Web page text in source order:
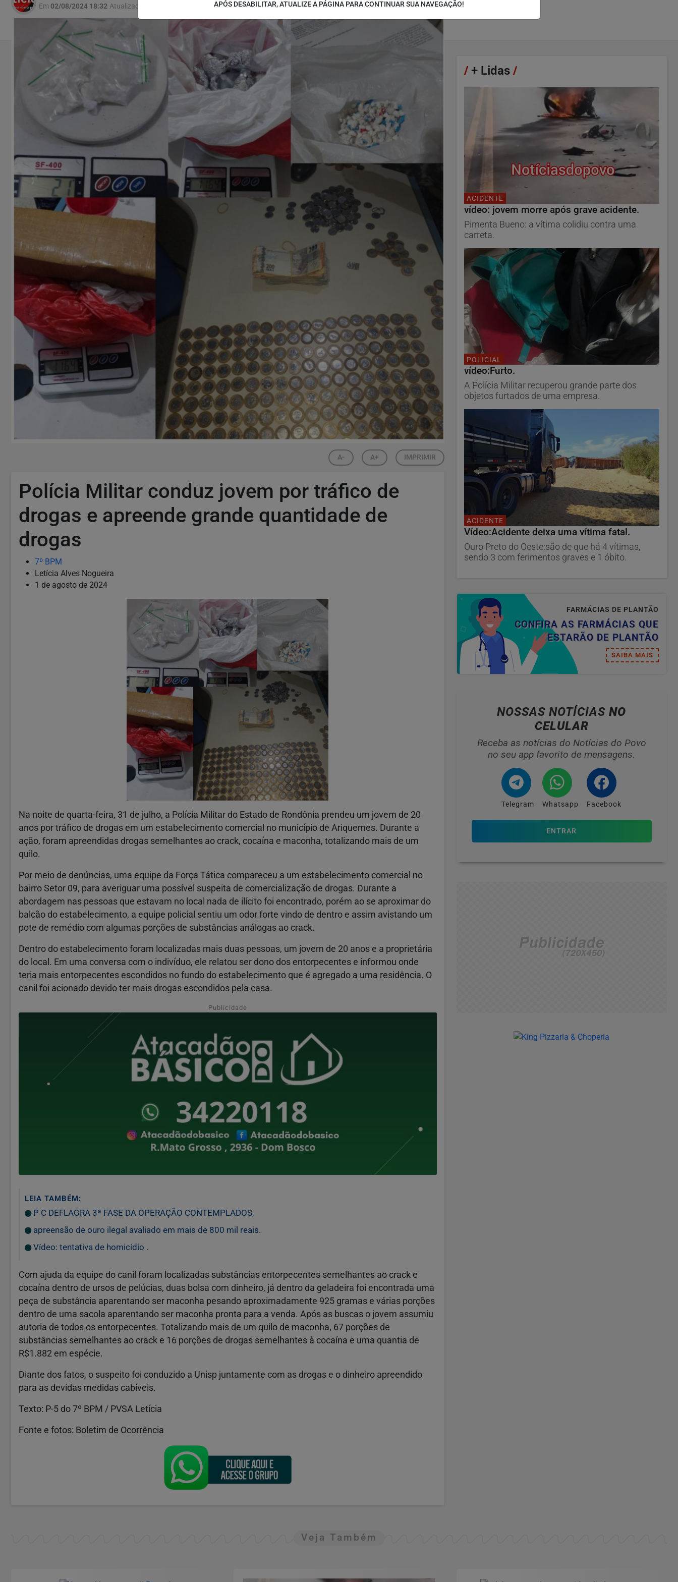
Em 02/08/2024 18:32 Atualizado
A- A+ IMPRIMIR
Polícia Militar conduz jovem por tráfico de
drogas e apreende grande quantidade de
drogas
7º BPM
Letícia Alves Nogueira
1 de agosto de 2024
Na noite de quarta-feira, 31 de julho, a Polícia Militar do Estado de Rondônia prendeu um jovem de 20
anos por tráfico de drogas em um estabelecimento comercial no município de Ariquemes. Durante a
ação, foram apreendidas drogas semelhantes ao crack, cocaína e maconha, totalizando mais de um
quilo.
Por meio de denúncias, uma equipe da Força Tática compareceu a um estabelecimento comercial no
bairro Setor 09, para averiguar uma possível suspeita de comercialização de drogas. Durante a
abordagem nas pessoas que estavam no local nada de ilícito foi encontrado, porém ao se aproximar do
balcão do estabelecimento, a equipe policial sentiu um odor forte vindo de dentro e assim avistando um
pote de remédio com algumas porções de substâncias análogas ao crack.
Dentro do estabelecimento foram localizadas mais duas pessoas, um jovem de 20 anos e a proprietária
do local. Em uma conversa com o indivíduo, ele relatou ser dono dos entorpecentes e informou onde
teria mais entorpecentes escondidos no fundo do estabelecimento que é agregado a uma residência. O
canil foi acionado devido ter mais drogas escondidos pela casa.
Publicidade
LEIA TAMBÉM:
P C DEFLAGRA 3ª FASE DA OPERAÇÃO CONTEMPLADOS,
apreensão de ouro ilegal avaliado em mais de 800 mil reais.
Vídeo: tentativa de homicídio .
Com ajuda da equipe do canil foram localizadas substâncias entorpecentes semelhantes ao crack e
cocaína dentro de ursos de pelúcias, duas bolsa com dinheiro, já dentro da geladeira foi encontrada uma
peça de substância aparentando ser maconha pesando aproximadamente 925 gramas e várias porções
dentro de uma sacola aparentando ser maconha pronta para a venda. Após as buscas o jovem assumiu
autoria de todos os entorpecentes. Totalizando mais de um quilo de maconha, 67 porções de
substâncias semelhantes ao crack e 16 porções de drogas semelhantes à cocaína e uma quantia de
R$1.882 em espécie.
Diante dos fatos, o suspeito foi conduzido a Unisp juntamente com as drogas e o dinheiro apreendido
para as devidas medidas cabíveis.
Texto: P-5 do 7º BPM / PVSA Letícia
Fonte e fotos: Boletim de Ocorrência
/+ Lidas /
ACIDENTE
vídeo: jovem morre após grave acidente.
Pimenta Bueno: a vítima colidiu contra uma
carreta.
POLICIAL
vídeo:Furto.
A Polícia Militar recuperou grande parte dos
objetos furtados de uma empresa.
ACIDENTE
Vídeo:Acidente deixa uma vítima fatal.
Ouro Preto do Oeste:são de que há 4 vítimas,
sendo 3 com ferimentos graves e 1 óbito.
FARMÁCIAS DE PLANTÃO
CONFIRA AS FARMÁCIAS QUE
ESTARÃO DE PLANTÃO
SAIBA MAIS
NOSSAS NOTÍCIASNO
CELULAR
Receba as notícias do Notícias do Povo
no seu app favorito de mensagens.
Telegram Whatsapp Facebook
ENTRAR
Veja Também
APÓS DESABILITAR, ATUALIZE A PÁGINA PARA CONTINUAR SUA NAVEGAÇÃO!